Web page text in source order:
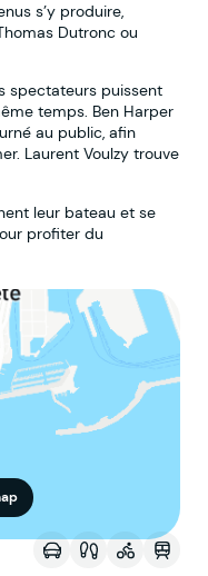
s’y produire,
Dutronc ou
spectateurs puissent
temps. Ben Harper
au public, afin
Laurent Voulzy trouve
leur bateau et se
profiter du